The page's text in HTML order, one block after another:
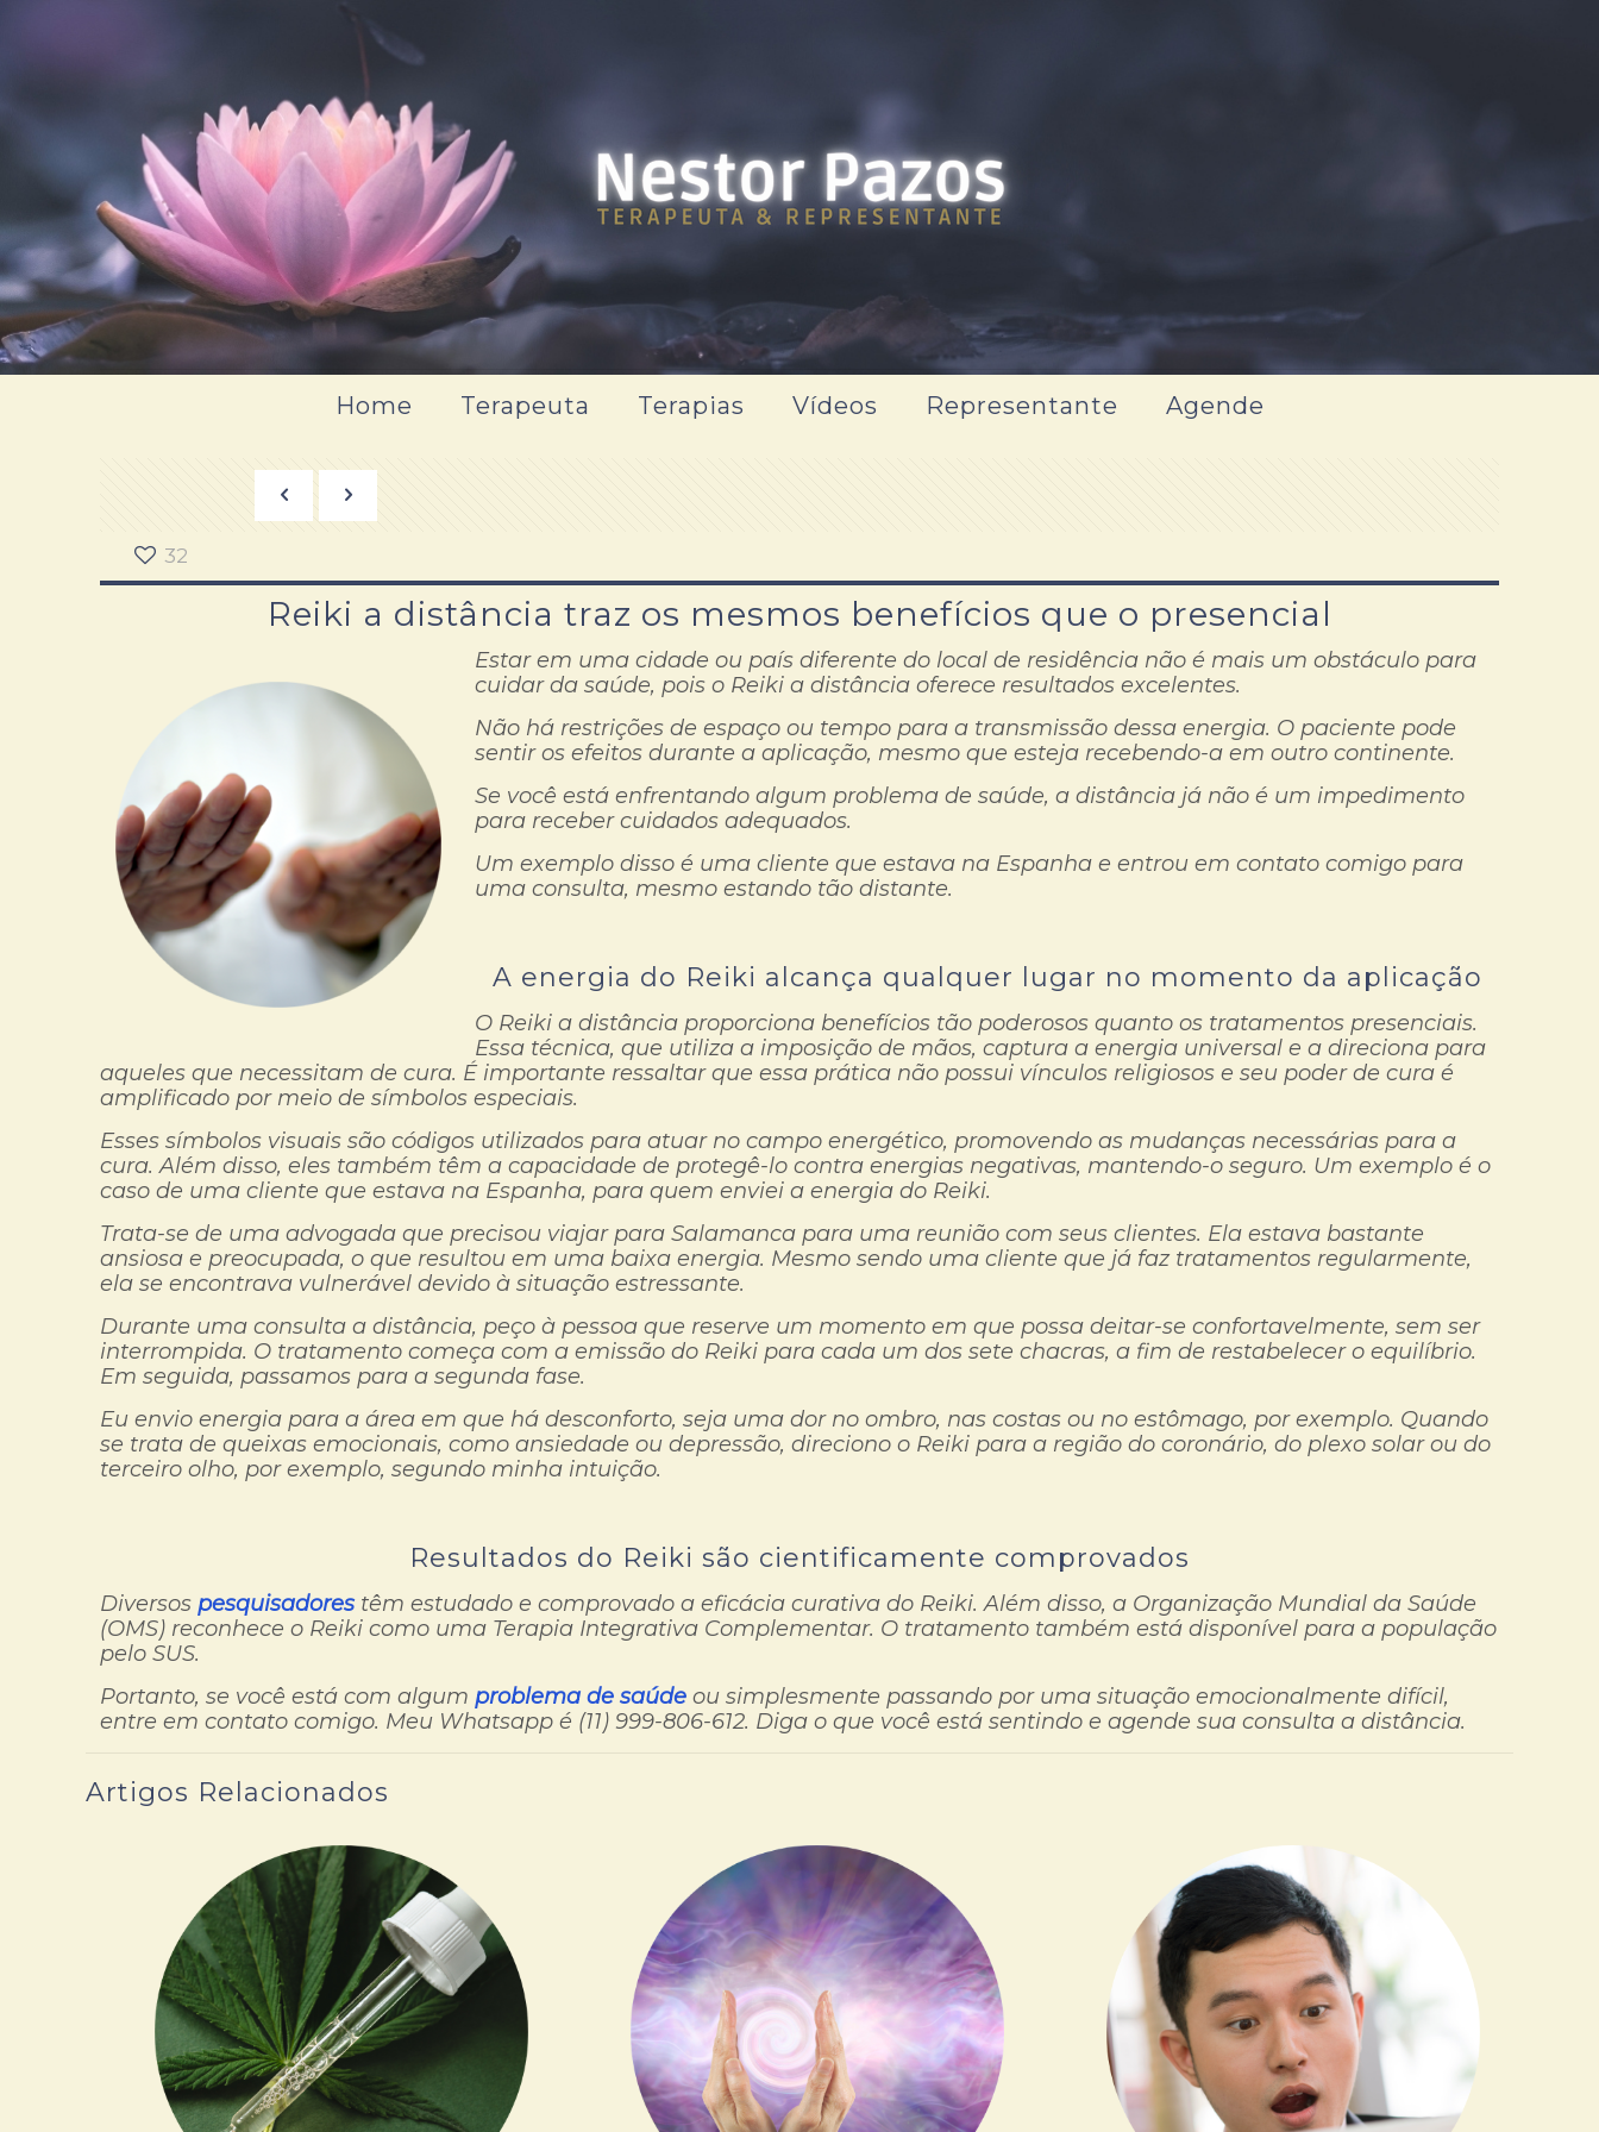
Home Terapeuta Terapias Vídeos Representante Agende
32
Reiki a distância traz os mesmos benefícios que o presencial
Estar em uma cidade ou país diferente do local de residência não é mais um obstáculo para
cuidar da saúde, pois o Reiki a distância oferece resultados excelentes.
Não há restrições de espaço ou tempo para a transmissão dessa energia. O paciente pode
sentir os efeitos durante a aplicação, mesmo que esteja recebendo-a em outro continente.
Se você está enfrentando algum problema de saúde, a distância já não é um impedimento
para receber cuidados adequados.
Um exemplo disso é uma cliente que estava na Espanha e entrou em contato comigo para
uma consulta, mesmo estando tão distante.
A energia do Reiki alcança qualquer lugar no momento da aplicação
O Reiki a distância proporciona benefícios tão poderosos quanto os tratamentos presenciais.
Essa técnica, que utiliza a imposição de mãos, captura a energia universal e a direciona para
aqueles que necessitam de cura. É importante ressaltar que essa prática não possui vínculos religiosos e seu poder de cura é
amplificado por meio de símbolos especiais.
Esses símbolos visuais são códigos utilizados para atuar no campo energético, promovendo as mudanças necessárias para a
cura. Além disso, eles também têm a capacidade de protegê-lo contra energias negativas, mantendo-o seguro. Um exemplo é o
caso de uma cliente que estava na Espanha, para quem enviei a energia do Reiki.
Trata-se de uma advogada que precisou viajar para Salamanca para uma reunião com seus clientes. Ela estava bastante
ansiosa e preocupada, o que resultou em uma baixa energia. Mesmo sendo uma cliente que já faz tratamentos regularmente,
ela se encontrava vulnerável devido à situação estressante.
Durante uma consulta a distância, peço à pessoa que reserve um momento em que possa deitar-se confortavelmente, sem ser
interrompida. O tratamento começa com a emissão do Reiki para cada um dos sete chacras, a fim de restabelecer o equilíbrio.
Em seguida, passamos para a segunda fase.
Eu envio energia para a área em que há desconforto, seja uma dor no ombro, nas costas ou no estômago, por exemplo. Quando
se trata de queixas emocionais, como ansiedade ou depressão, direciono o Reiki para a região do coronário, do plexo solar ou do
terceiro olho, por exemplo, segundo minha intuição.
Resultados do Reiki são cientificamente comprovados
Diversos pesquisadorestêm estudado e comprovado a eficácia curativa do Reiki. Além disso, a Organização Mundial da Saúde
(OMS) reconhece o Reiki como uma Terapia Integrativa Complementar. O tratamento também está disponível para a população
pelo SUS.
Portanto, se você está com algum problema de saúde ou simplesmente passando por uma situação emocionalmente difícil,
entre em contato comigo. Meu Whatsapp é (11) 999-806-612. Diga o que você está sentindo e agende sua consulta a distância.
Artigos Relacionados